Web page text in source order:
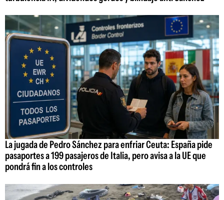
La jugada de Pedro Sánchez para enfriar Ceuta: España pide
pasaportes a 199 pasajeros de Italia, pero avisa a la UE que
pondrá fin a los controles